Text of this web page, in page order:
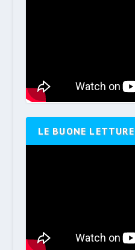
LE BUONE LETTURE